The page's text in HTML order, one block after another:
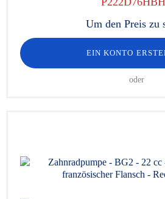
Um den Preis zu
EIN KONTO
oder